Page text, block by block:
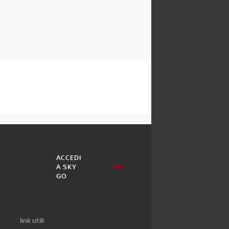
ACCEDI
A SKY
GO
link utili